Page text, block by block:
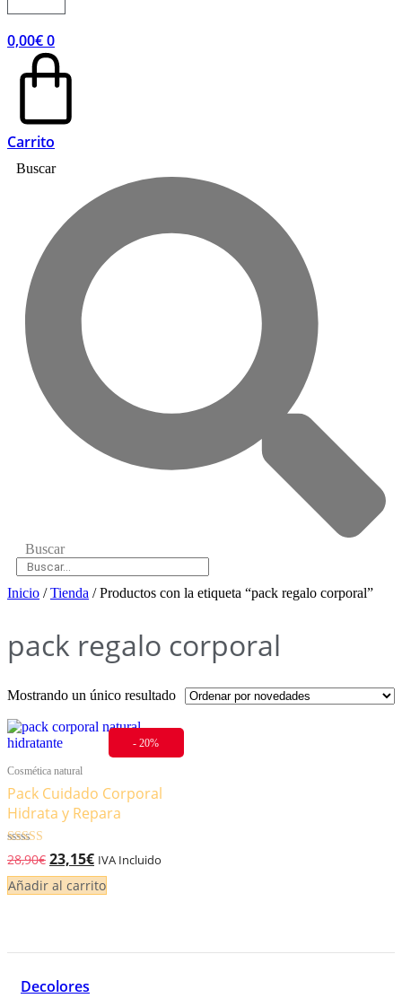
0,00€0
Carrito
Buscar
Buscar
Inicio /Tienda / Productos con la etiqueta “pack regalo corporal”
pack regalo corporal
Mostrando un único resultado
- 20%
Cosmética natural
Pack Cuidado Corporal
Hidrata y Repara
Valorado
5.00
de 5
28,90€ El
precio
original
23,15€El
precio
actual
IVA Incluido
Añadir al carrito
Decolores